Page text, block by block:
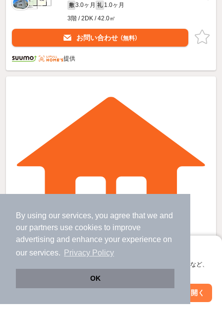
By using our services, you agree that we and
our partners use cookies to improve
advertising and enhance your experience on
our services.
Privacy Policy
OK
アプリに切り替えて、サクサクお部屋探し
会員登録なしですぐ使える。マップ検索やお気に入り保存など、
アプリを開く
敷 3.0ヶ月 礼 1.0ヶ月
3階 / 2DK / 42.0㎡
お問い合わせ （無料）
提供
海田市駅 歩25分 （山陽線など）
絞り込み条件を変更